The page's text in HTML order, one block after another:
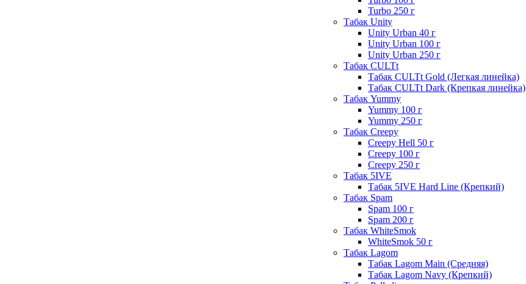
Turbo 250 г
Табак Unity
Unity Urban 40 г
Unity Urban 100 г
Unity Urban 250 г
Табак CULTt
Табак CULTt Gold (Легкая линейка)
Табак CULTt Dark (Крепкая линейка)
Табак Yummy
Yummy 100 г
Yummy 250 г
Табак Creepy
Creepy Hell 50 г
Creepy 100 г
Creepy 250 г
Табак 5IVE
Табак 5IVE Hard Line (Крепкий)
Табак Spam
Spam 100 г
Spam 200 г
Табак WhiteSmok
WhiteSmok 50 г
Табак Lagom
Табак Lagom Main (Средняя)
Табак Lagom Navy (Крепкий)